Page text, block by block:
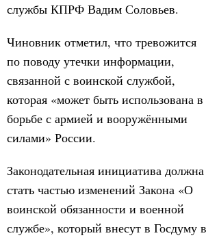
службы КПРФ Вадим Соловьев.
Чиновник отметил, что тревожится
по поводу утечки информации,
связанной с воинской службой,
которая «может быть использована в
борьбе с армией и вооружёнными
силами» России.
Законодательная инициатива должна
стать частью изменений Закона «О
воинской обязанности и военной
службе», который внесут в Госдуму в